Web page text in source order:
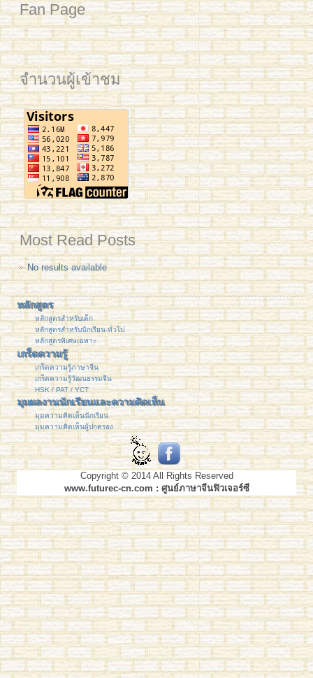
Fan Page
จำนวนผู้เข้าชม
Most Read Posts
No results available
หลักสูตร
หลักสูตรสำหรับเด็ก
หลักสูตรสำหรับนักเรียน-ทั่วไป
หลักสูตรพิเศษเฉพาะ
เกร็ดความรู้
เกร็ดความรู้ภาษาจีน
เกร็ดความรู้วัฒนธรรมจีน
HSK / PAT / YCT
มุมผลงานนักเรียนและความคิดเห็น
มุมความคิดเห็นนักเรียน
มุมความคิดเห็นผู้ปกครอง
Copyright © 2014 All Rights Reserved
www.futurec-cn.com : ศูนย์ภาษาจีนฟิวเจอร์ซี